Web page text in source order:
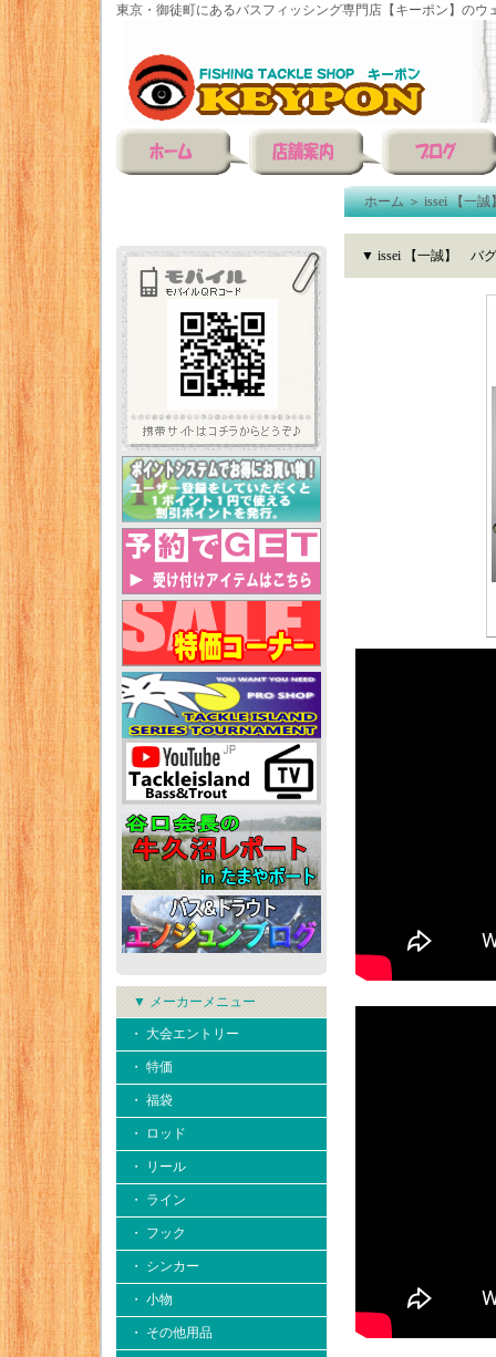
東京・御徒町にあるバスフィッシング専門店【キーポン】のウ
▼ メーカーメニュー
・ 大会エントリー
・ 特価
・ 福袋
・ ロッド
・ リール
・ ライン
・ フック
・ シンカー
・ 小物
・ その他用品
ホーム＞issei 【一誠
▼ issei 【一誠】 バ